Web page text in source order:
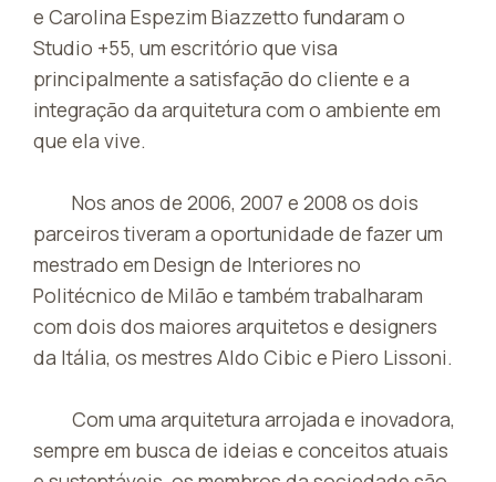
e Carolina Espezim Biazzetto fundaram o
Studio +55, um escritório que visa
principalmente a satisfação do cliente e a
integração da arquitetura com o ambiente em
que ela vive.
Nos anos de 2006, 2007 e 2008 os dois
parceiros tiveram a oportunidade de fazer um
mestrado em Design de Interiores no
Politécnico de Milão e também trabalharam
com dois dos maiores arquitetos e designers
da Itália, os mestres Aldo Cibic e Piero Lissoni.
Com uma arquitetura arrojada e inovadora,
sempre em busca de ideias e conceitos atuais